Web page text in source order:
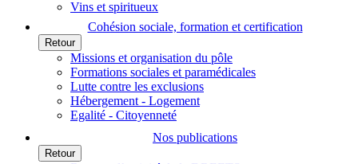
Vins et spiritueux
Cohésion sociale, formation et certification
Retour
Missions et organisation du pôle
Formations sociales et paramédicales
Lutte contre les exclusions
Hébergement - Logement
Egalité - Citoyenneté
Nos publications
Retour